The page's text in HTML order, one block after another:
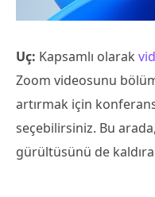
Uç: Kapsamlı olarak
Zoom videosunu
artırmak için
seçebilirsiniz. Bu
gürültüsünü de